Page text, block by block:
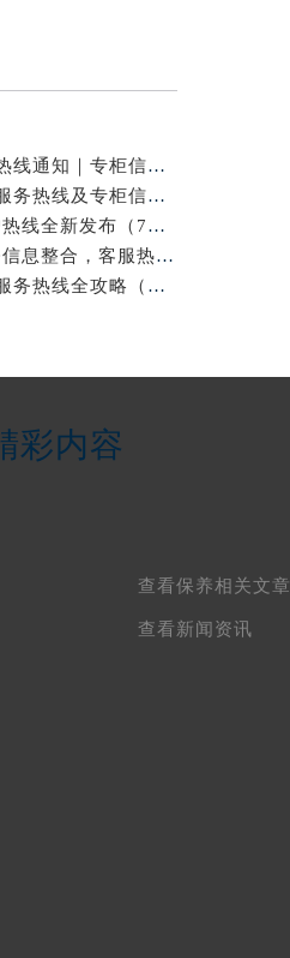
浪琴平顶山官方专柜2026年7月客户服务热线通知｜专柜信息全核验
官方通告｜浪琴2026年7月徐州专柜客户服务热线及专柜信息核验
重磅信息｜浪琴2026年官方专柜徐州客户热线全新发布（7月专柜指南）
最新官方公告｜2026年浪琴金华专柜服务信息整合，客服热线7月已更新
2026年7月最新｜浪琴烟台官方专柜客户服务热线全攻略（门店信息附）
彩内容
查看保养相关文章
查看新闻资讯